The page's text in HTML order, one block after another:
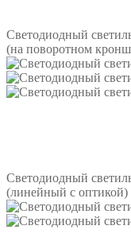
Светодиодный
(на поворотном
Светодиодный
(линейный с оптикой)